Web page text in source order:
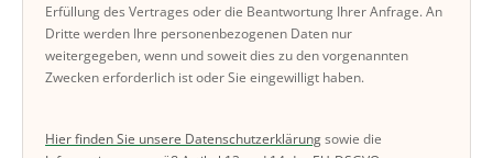
Erfüllung des Vertrages oder die Beantwortung Ihrer Anfrage. An
Dritte werden Ihre personenbezogenen Daten nur
weitergegeben, wenn und soweit dies zu den vorgenannten
Zwecken erforderlich ist oder Sie eingewilligt haben.
Hier finden Sie unsere Datenschutzerklärungsowie die